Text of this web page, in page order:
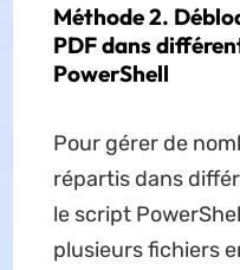
Méthode 2.
PDF dans
PowerShell
Pour gérer de
répartis dans
le script
plusieurs fichiers